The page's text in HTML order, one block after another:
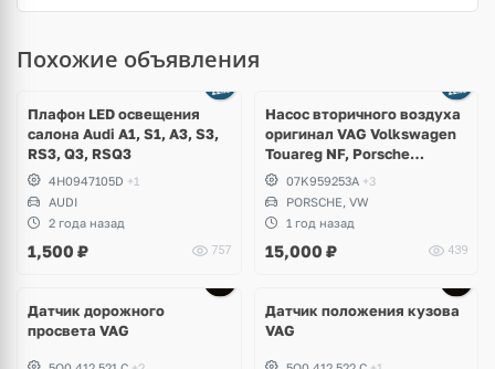
Похожие объявления
Плафон LED освещения
салона Audi A1, S1, A3, S3,
RS3, Q3, RSQ3
4H0947105D +1
AUDI
2 года назад
1,500 ₽ 757
Насос вторичного воздуха
оригинал VAG Volkswagen
Touareg NF, Porsche
Cayenne 958 S Hybrid
07K959253A +3
PORSCHE, VW
1 год назад
15,000 ₽ 439
Датчик дорожного
просвета VAG
Датчик положения кузова
VAG